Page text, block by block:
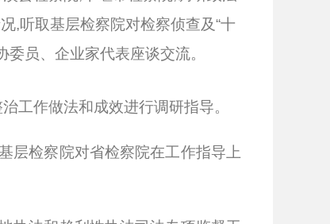
,听取基层检察院对检察侦查及“十
员、企业家代表座谈交流。
工作做法和成效进行调研指导。
层检察院对省检察院在工作指导上